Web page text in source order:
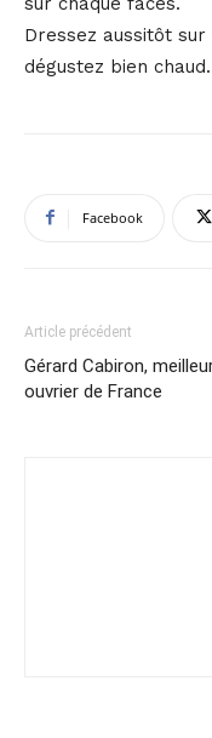
Dressez aussitôt
dégustez bien chaud.
Facebook
Article précédent
Gérard Cabiron,
ouvrier de France